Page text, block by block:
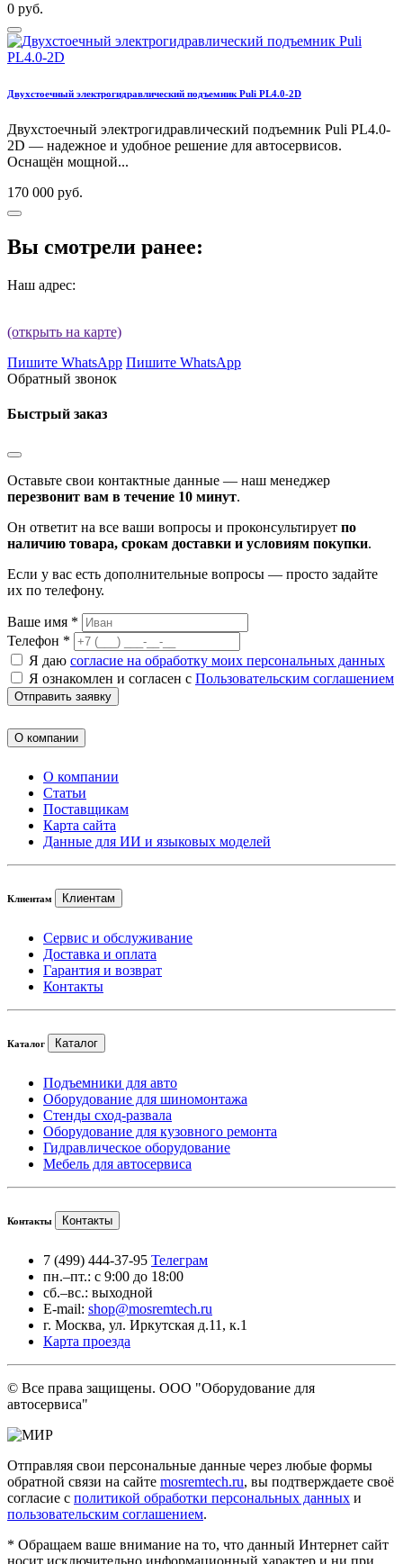
0 руб.
Двухстоечный электрогидравлический подъемник Puli PL4.0-2D
Двухстоечный электрогидравлический подъемник Puli PL4.0-
2D — надежное и удобное решение для автосервисов.
Оснащён мощной...
170 000 руб.
Вы смотрели ранее:
Наш адрес:
(открыть на карте)
Пишите WhatsApp Пишите WhatsApp
Обратный звонок
Быстрый заказ
Оставьте свои контактные данные — наш менеджер
перезвонит вам в течение 10 минут.
Он ответит на все ваши вопросы и проконсультирует по
наличию товара, срокам доставки и условиям покупки.
Если у вас есть дополнительные вопросы — просто задайте
их по телефону.
Ваше имя *
Телефон *
Я даю согласие на обработку моих персональных данных
Я ознакомлен и согласен с Пользовательским соглашением
Отправить заявку
О компании
О компании
Статьи
Поставщикам
Карта сайта
Данные для ИИ и языковых моделей
Клиентам Клиентам
Сервис и обслуживание
Доставка и оплата
Гарантия и возврат
Контакты
Каталог Каталог
Подъемники для авто
Оборудование для шиномонтажа
Стенды сход-развала
Оборудование для кузовного ремонта
Гидравлическое оборудование
Мебель для автосервиса
Контакты Контакты
7 (499) 444-37-95 Телеграм
пн.–пт.: с 9:00 до 18:00
сб.–вс.: выходной
E-mail: shop@mosremtech.ru
г. Москва, ул. Иркутская д.11, к.1
Карта проезда
© Все права защищены. ООО "Оборудование для
автосервиса"
Отправляя свои персональные данные через любые формы
обратной связи на сайте mosremtech.ru, вы подтверждаете своё
согласие с политикой обработки персональных данных и
пользовательским соглашением.
* Обращаем ваше внимание на то, что данный Интернет сайт